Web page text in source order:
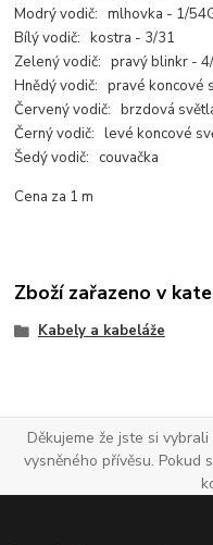
Modrý vodič: mlhovka - 1/
Bílý vodič: kostra - 3/31
Zelený vodič: pravý blinkr -
Hnědý vodič: pravé koncové
Červený vodič: brzdová
Černý vodič: levé koncové
Šedý vodič: couvačka
Cena za 1 m
Zboží zařazeno v
Kabely a kabeláže
Děkujeme že jste si vybrali
vysněného přívěsu. Pokud